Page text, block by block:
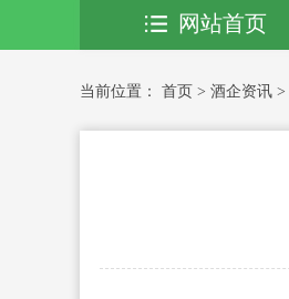
网站首页
当前位置： 首页 > 酒企资讯 >